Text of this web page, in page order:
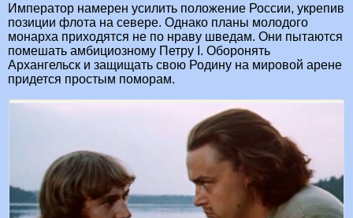
Император намерен усилить положение России, укрепив
позиции флота на севере. Однако планы молодого
монарха приходятся не по нраву шведам. Они пытаются
помешать амбициозному Петру I. Оборонять
Архангельск и защищать свою Родину на мировой арене
придется простым поморам.